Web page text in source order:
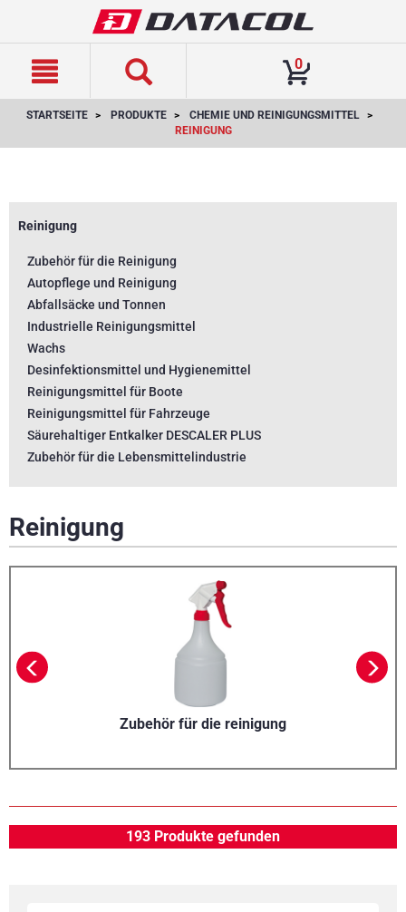
0
STARTSEITE PRODUKTE
CHEMIE UND REINIGUNGSMITTEL
REINIGUNG
Reinigung
Zubehör für die Reinigung
Autopflege und Reinigung
Abfallsäcke und Tonnen
Industrielle Reinigungsmittel
Wachs
Desinfektionsmittel und Hygienemittel
Reinigungsmittel für Boote
Reinigungsmittel für Fahrzeuge
Säurehaltiger Entkalker DESCALER PLUS
Zubehör für die Lebensmittelindustrie
Reinigung
Zubehör für die reinigung
193 Produkte gefunden